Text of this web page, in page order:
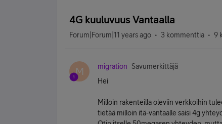
4G kuuluvuus Vantaalla
Forum|Forum|11 years ago 3 kommenttia 9
M migration
Savumerkittäjä
Hei
Milloin rakenteilla oleviin verkkoihin
tietää milloin itä-vantaalle saisi 4g